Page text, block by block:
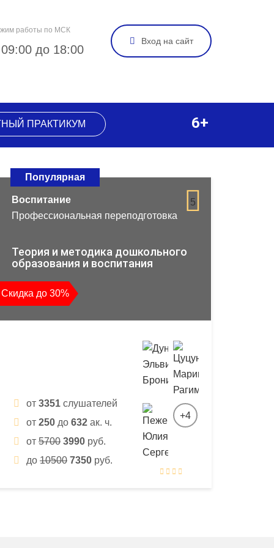
работы по МСК
до 18:00
Вход на сайт
ПРАКТИКУМ 6+
Популярная
5
Воспитание
Профессиональная переподготовка
Теория и методика дошкольного
образования и воспитания
Скидка до 30%
от 3351 слушателей
от 250 до 632 ак. ч.
от 5700 3990 руб.
до 10500 7350 руб.
+4